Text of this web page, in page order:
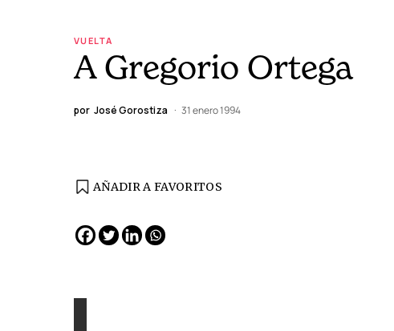
VUELTA
A Gregorio Ortega
por José Gorostiza 31 enero 1994
AÑADIR A FAVORITOS